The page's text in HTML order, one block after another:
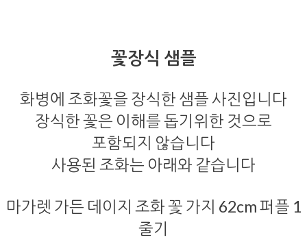
꽃장식 샘플
화병에 조화꽃을 장식한 샘플 사진입니다
장식한 꽃은 이해를 돕기위한 것으로
포함되지 않습니다
사용된 조화는 아래와 같습니다
마가렛 가든 데이지 조화 꽃 가지 62cm 퍼플 1
줄기